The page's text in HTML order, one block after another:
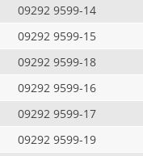
09292 9599-14
09292 9599-15
09292 9599-18
09292 9599-16
09292 9599-17
09292 9599-19